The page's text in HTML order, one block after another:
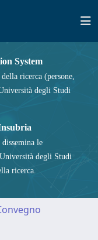
System
ricerca (persone,
degli Studi
le
degli Studi
ricerca.